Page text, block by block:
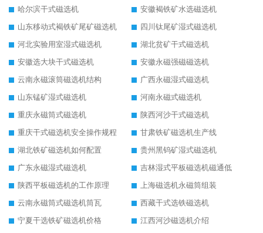
哈尔滨干式磁选机
安徽褐铁矿水选磁选机
山东移动式褐铁矿尾矿磁选机
四川钛尾矿湿式磁选机
河北实验用室湿式磁选机
湖北贫矿干式磁选机
安徽选大块干式磁选机
安徽永磁强磁磁选机
云南永磁滚筒磁选机结构
广西永磁湿式磁选机
山东锰矿湿式磁选机
河南永磁式磁选机
重庆永磁筒式磁选机
陕西河沙干式磁选机
重庆干式磁选机安全操作规程
甘肃铁矿磁选机生产线
湖北铁矿磁选机如何配置
贵州黑钨矿湿式磁选机
广东永磁湿式磁选机
吉林湿式平板磁选机磁通低
陕西平板磁选机的工作原理
上海磁选机永磁筒组装
云南永磁筒式磁选机筒瓦
西藏干式选铁磁选机
宁夏干选铁矿磁选机价格
江西河沙磁选机介绍